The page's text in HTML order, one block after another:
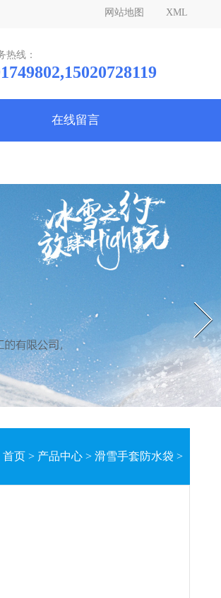
XML
网站地图
热线：
在线留言
首页 > 产品中心 > 滑雪手套防水袋 >